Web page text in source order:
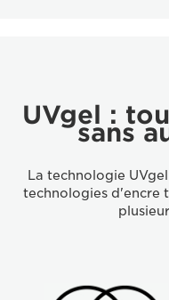
UVgel :
sans
La technologie
technologies d'encre
icon-